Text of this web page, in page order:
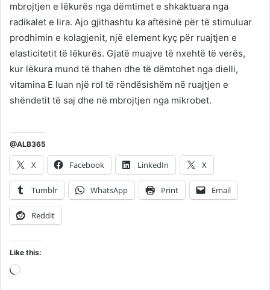
mbrojtjen e lëkurës nga dëmtimet e shkaktuara nga
radikalet e lira. Ajo gjithashtu ka aftësinë për të stimuluar
prodhimin e kolagjenit, një element kyç për ruajtjen e
elasticitetit të lëkurës. Gjatë muajve të nxehtë të verës,
kur lëkura mund të thahen dhe të dëmtohet nga dielli,
vitamina E luan një rol të rëndësishëm në ruajtjen e
shëndetit të saj dhe në mbrojtjen nga mikrobet.
@ALB365
X Facebook LinkedIn X
Tumblr WhatsApp Print Email
Reddit
Like this:
Loading…